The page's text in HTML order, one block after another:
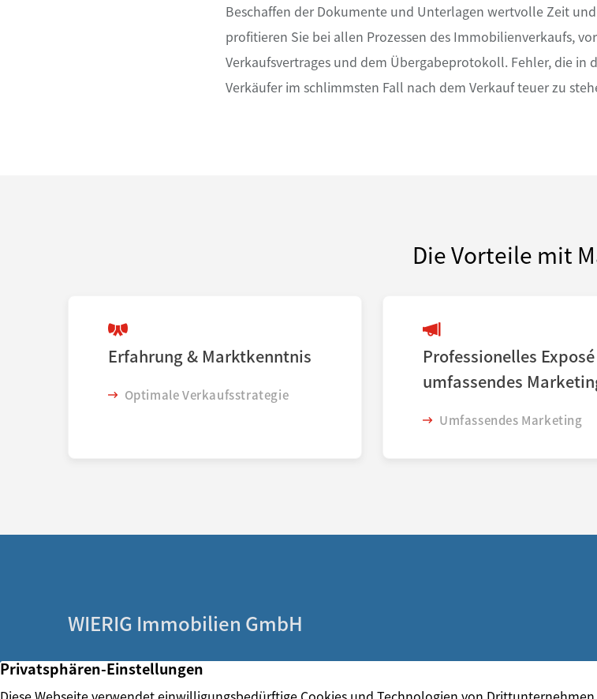
Beschaffen der Dokumente und Unterlagen wertvolle Zeit
profitieren Sie bei allen Prozessen des Immobilienverkaufs,
Verkaufsvertrages und dem Übergabeprotokoll. Fehler, die in
Verkäufer im schlimmsten Fall nach dem Verkauf teuer zu
Die Vorteile mit
Erfahrung & Marktkenntnis
Optimale Verkaufsstrategie
Professionelles
umfassendes
Umfassendes Marketing
WIERIG Immobilien GmbH